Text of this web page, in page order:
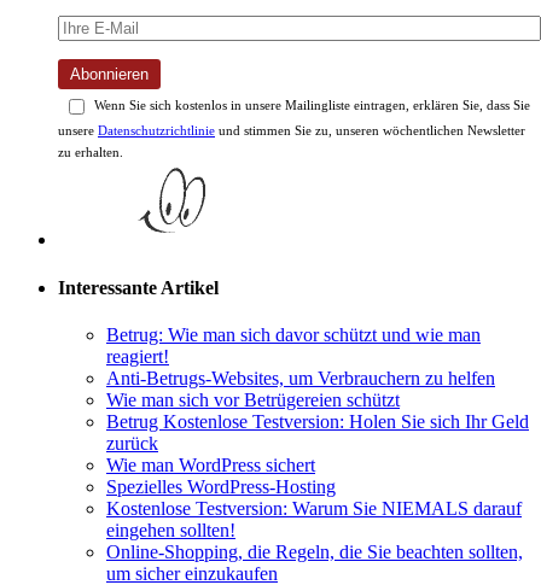
Abonnieren
Wenn Sie sich kostenlos in unsere Mailingliste eintragen, erklären Sie, dass Sie
unsere Datenschutzrichtlinie und stimmen Sie zu, unseren wöchentlichen Newsletter
zu erhalten.
Interessante Artikel
Betrug: Wie man sich davor schützt und wie man
reagiert!
Anti-Betrugs-Websites, um Verbrauchern zu helfen
Wie man sich vor Betrügereien schützt
Betrug Kostenlose Testversion: Holen Sie sich Ihr Geld
zurück
Wie man WordPress sichert
Spezielles WordPress-Hosting
Kostenlose Testversion: Warum Sie NIEMALS darauf
eingehen sollten!
Online-Shopping, die Regeln, die Sie beachten sollten,
um sicher einzukaufen